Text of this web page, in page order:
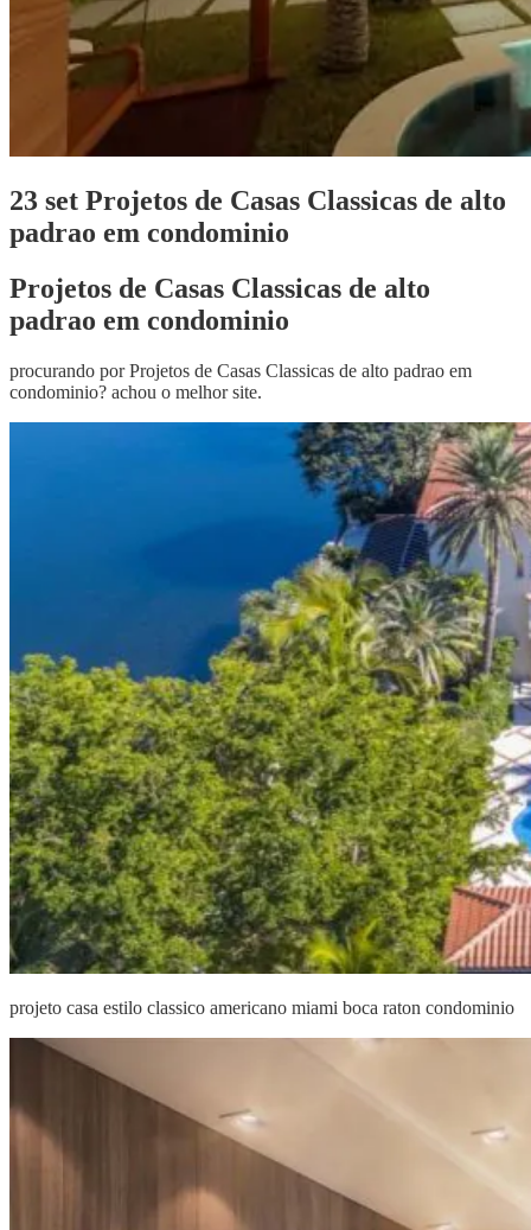
23 set Projetos de Casas Classicas de alto
padrao em condominio
Projetos de Casas Classicas de alto
padrao em condominio
procurando por Projetos de Casas Classicas de alto padrao em
condominio? achou o melhor site.
projeto casa estilo classico americano miami boca raton condominio